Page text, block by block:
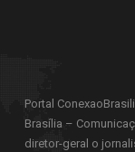
Portal
Brasília –
diretor-geral o